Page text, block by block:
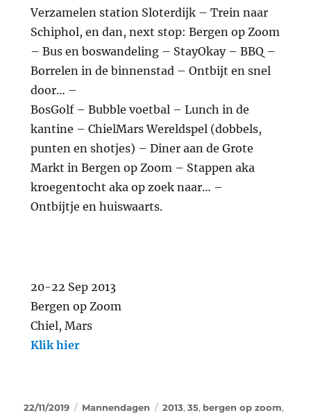
Verzamelen station Sloterdijk – Trein naar
Schiphol, en dan, next stop: Bergen op Zoom
– Bus en boswandeling – StayOkay – BBQ –
Borrelen in de binnenstad – Ontbijt en snel
door… –
BosGolf – Bubble voetbal – Lunch in de
kantine – ChielMars Wereldspel (dobbels,
punten en shotjes) – Diner aan de Grote
Markt in Bergen op Zoom – Stappen aka
kroegentocht aka op zoek naar… –
Ontbijtje en huiswaarts.
20-22 Sep 2013
Bergen op Zoom
Chiel, Mars
Klik hier
22/11/2019 Mannendagen 2013,35, bergen op zoom,